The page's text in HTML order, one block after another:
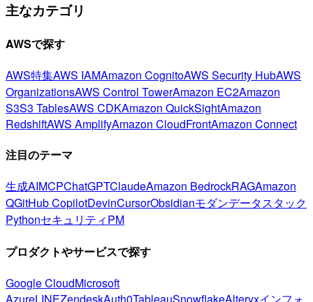
主なカテゴリ
AWSで探す
AWS特集AWS IAMAmazon CognitoAWS Security HubAWS
OrganizationsAWS Control TowerAmazon EC2Amazon
S3S3 TablesAWS CDKAmazon QuickSightAmazon
RedshiftAWS AmplifyAmazon CloudFrontAmazon Connect
注目のテーマ
生成AIMCPChatGPTClaudeAmazon BedrockRAGAmazon
QGitHub CopilotDevinCursorObsidianモダンデータスタック
PythonセキュリティPM
プロダクトやサービスで探す
Google CloudMicrosoft
AzureLINEZendeskAuth0TableauSnowflakeAlteryxインフォ